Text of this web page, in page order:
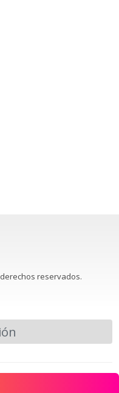
reservados.